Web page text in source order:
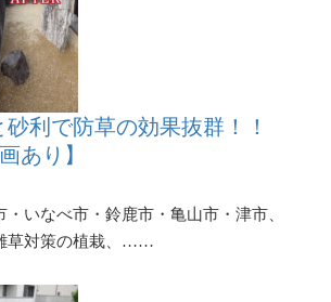
利で防草の効果抜群！！
あり】
いなべ市・鈴鹿市・亀山市・津市、
草対策の植栽、……